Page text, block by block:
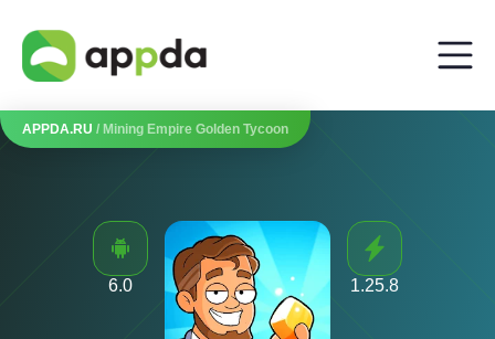
APPDA.RU / Mining Empire Golden Tycoon
6.0 1.25.8